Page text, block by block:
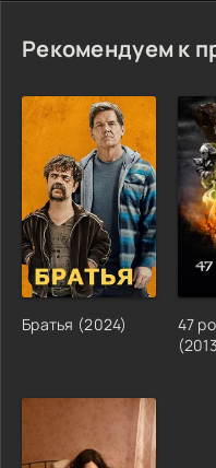
Рекомендуем к
Братья (2024)
47